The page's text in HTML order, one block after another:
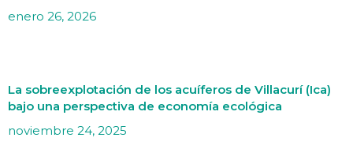
enero 26, 2026
La sobreexplotación de los acuíferos de Villacurí (Ica)
bajo una perspectiva de economía ecológica
noviembre 24, 2025